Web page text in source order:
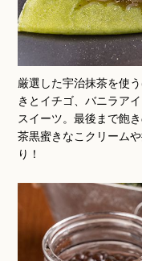
厳選した宇治抹茶を使
きとイチゴ、バニラア
スイーツ。最後まで飽
茶黒蜜きなこクリーム
り！